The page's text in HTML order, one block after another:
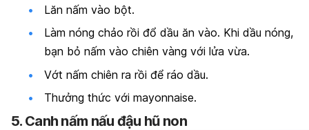
Lăn nấm vào bột.
Làm nóng chảo rồi đổ dầu ăn vào. Khi dầu nóng,
bạn bỏ nấm vào chiên vàng với lửa vừa.
Vớt nấm chiên ra rồi để ráo dầu.
Thưởng thức với mayonnaise.
5. Canh nấm nấu đậu hũ non